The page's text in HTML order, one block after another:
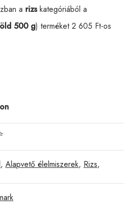
a rizskategóriából a
500 g) terméket 2 605 Ft-os
, Alapvető élelmiszerek, Rizs,